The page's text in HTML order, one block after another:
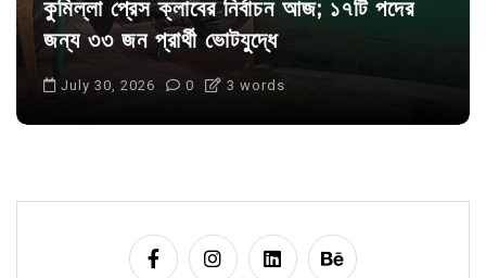
কুমিল্লা প্রেস ক্লাবের নির্বাচন আজ; ১৭টি পদের
জন্য ৩৩ জন প্রার্থী ভোটযুদ্ধে
July 30, 2026 0 3 words